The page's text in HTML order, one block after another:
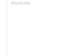
Anuncios.